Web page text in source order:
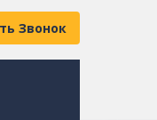
Звонок